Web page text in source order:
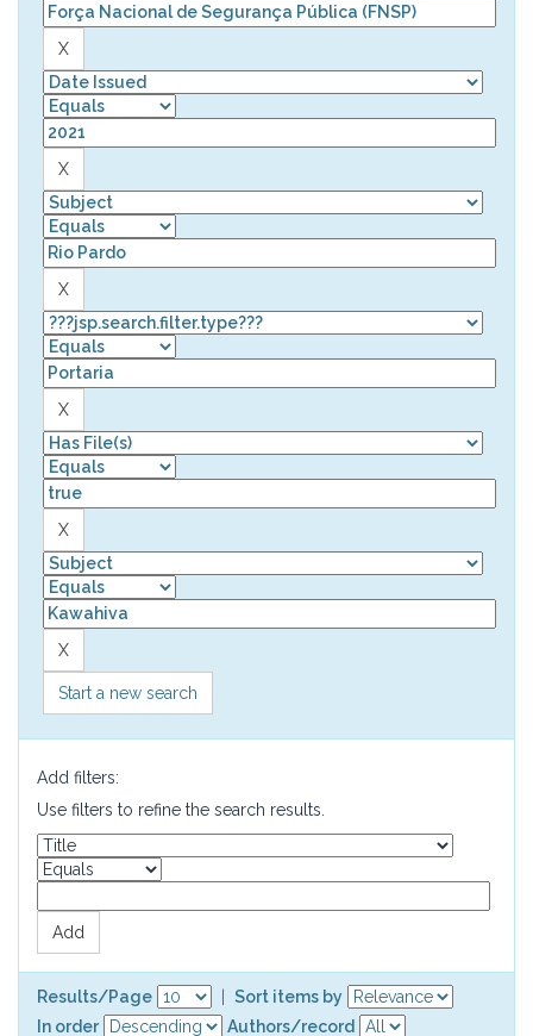
Start a new search
Add filters:
Use filters to refine the search results.
Results/Page
Sort items by
In order
Authors/record